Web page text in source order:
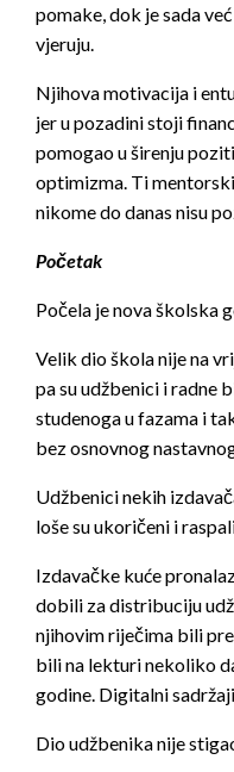
pomake, dok je sada
vjeruju.
Njihova motivacija i
jer u pozadini stoji
pomogao u širenju
optimizma. Ti
nikome do danas nisu
Početak
Počela je nova školska
Velik dio škola nije na
pa su udžbenici i radne
studenoga u fazama i
bez osnovnog
Udžbenici nekih
loše su ukoričeni i
Izdavačke kuće
dobili za distribuciju
njihovim riječima bili
bili na lekturi nekoliko
godine. Digitalni
Dio udžbenika nije